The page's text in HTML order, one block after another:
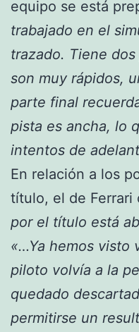
equipo se está
trabajado en el
trazado. Tiene
son muy rápidos,
parte final
pista es ancha, lo
intentos de
En relación a los
título, el de Ferrari
por el título está
«…Ya hemos visto
piloto volvía a la
quedado
permitirse un